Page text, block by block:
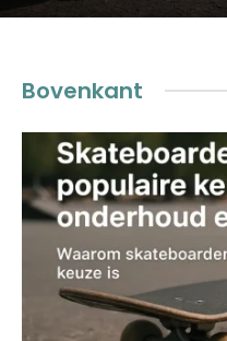
Bovenkant